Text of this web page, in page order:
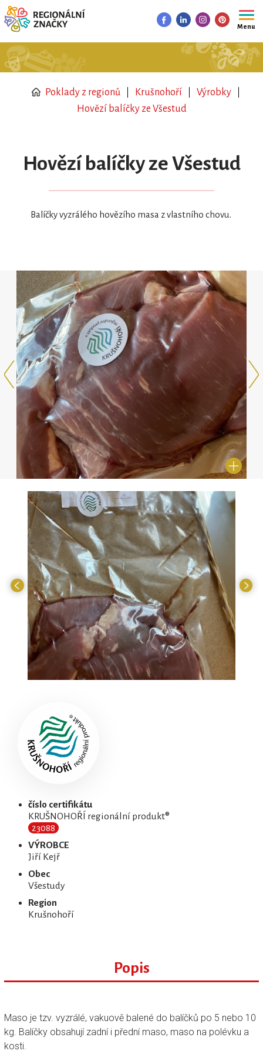
Menu
Poklady z regionů Krušnohoří
Výrobky
Hovězí balíčky ze Všestud
Hovězí balíčky ze Všestud
Balíčky vyzrálého hovězího masa z vlastního chovu.
číslo certifikátu
KRUŠNOHOŘÍ regionální produkt®
23088
VÝROBCE
Jiří Kejř
Obec
Všestudy
Region
Krušnohoří
Popis
Maso je tzv. vyzrálé, vakuově balené do balíčků po 5 nebo 10
kg. Balíčky obsahují zadní i přední maso, maso na polévku a
kosti.